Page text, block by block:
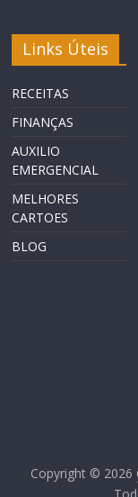
Links Úteis
RECEITAS
FINANÇAS
AUXILIO
EMERGENCIAL
MELHORES
CARTOES
BLOG
Copyright © 2026